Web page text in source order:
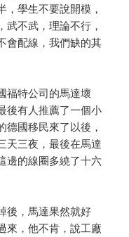
，學生不要說開模，
武不武，理論不行，
會配線，我們缺的其
福特公司的馬達壞
後有人推薦了一個小
德國移民來了以後，
天三夜，最後在馬達
邊的線圈多繞了十六
後，馬達果然就好
來，他不肯，說工廠